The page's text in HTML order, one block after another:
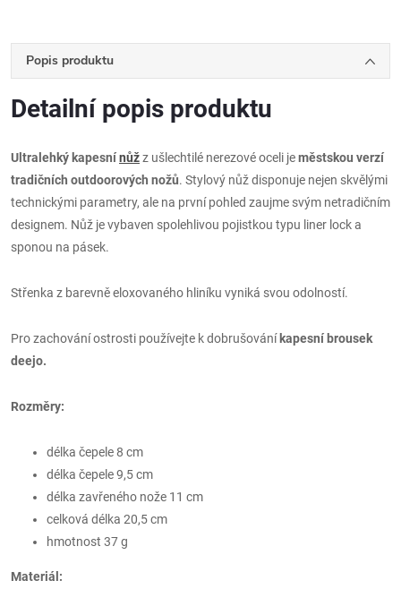
Popis produktu
Detailní popis produktu
Ultralehký kapesnínůžz ušlechtilé nerezové oceli jeměstskou verzí
tradičních outdoorových nožů. Stylový nůž disponuje nejen skvělými
technickými parametry, ale na první pohled zaujme svým netradičním
designem. Nůž je vybaven spolehlivou pojistkou typu liner lock a
sponou na pásek.
Střenka z barevně eloxovaného hliníku vyniká svou odolností.
Pro zachování ostrosti používejte k dobrušování kapesní brousek
deejo.
Rozměry:
délka čepele 8 cm
délka čepele 9,5 cm
délka zavřeného nože 11 cm
celková délka 20,5 cm
hmotnost 37 g
Materiál: